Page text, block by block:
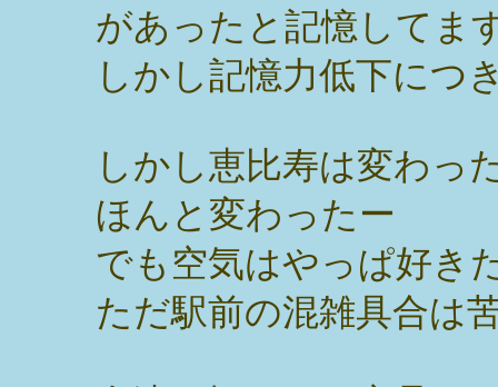
があったと記憶してま
しかし記憶力低下につ
しかし恵比寿は変わっ
ほんと変わったー
でも空気はやっぱ好き
ただ駅前の混雑具合は